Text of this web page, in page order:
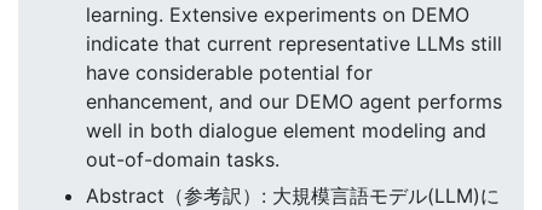
learning. Extensive experiments on DEMO
indicate that current representative LLMs still
have considerable potential for
enhancement, and our DEMO agent performs
well in both dialogue element modeling and
out-of-domain tasks.
Abstract（参考訳）: 大規模言語モデル(LLM)に